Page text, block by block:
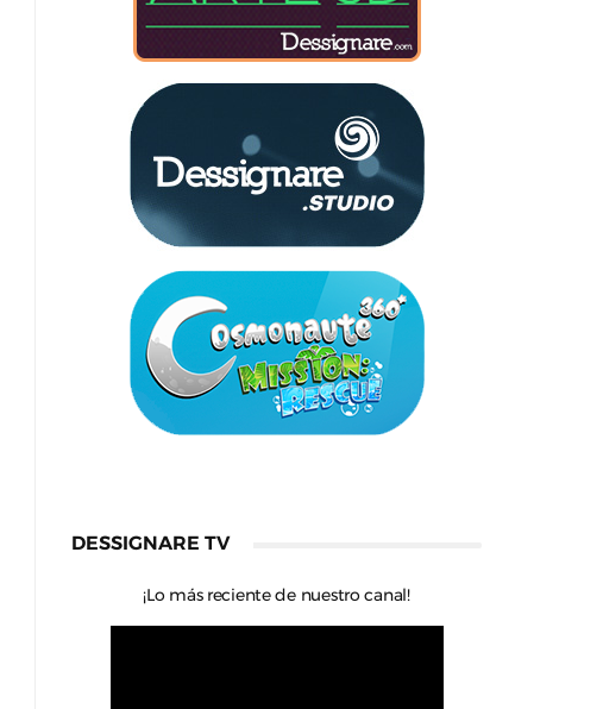
DESSIGNARE TV
¡Lo más reciente de nuestro canal!